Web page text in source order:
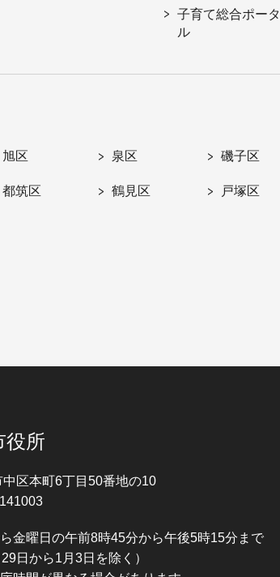
子育て総合ポータ
ル
旭区 泉区 磯子区
都筑区 鶴見区 戸塚区
役所
中区本町6丁目50番地の10
金曜日の午前8時45分から午後5時15分まで
日から1月3日を除く）